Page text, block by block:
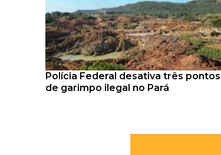
Polícia Federal desativa três pontos
de garimpo ilegal no Pará